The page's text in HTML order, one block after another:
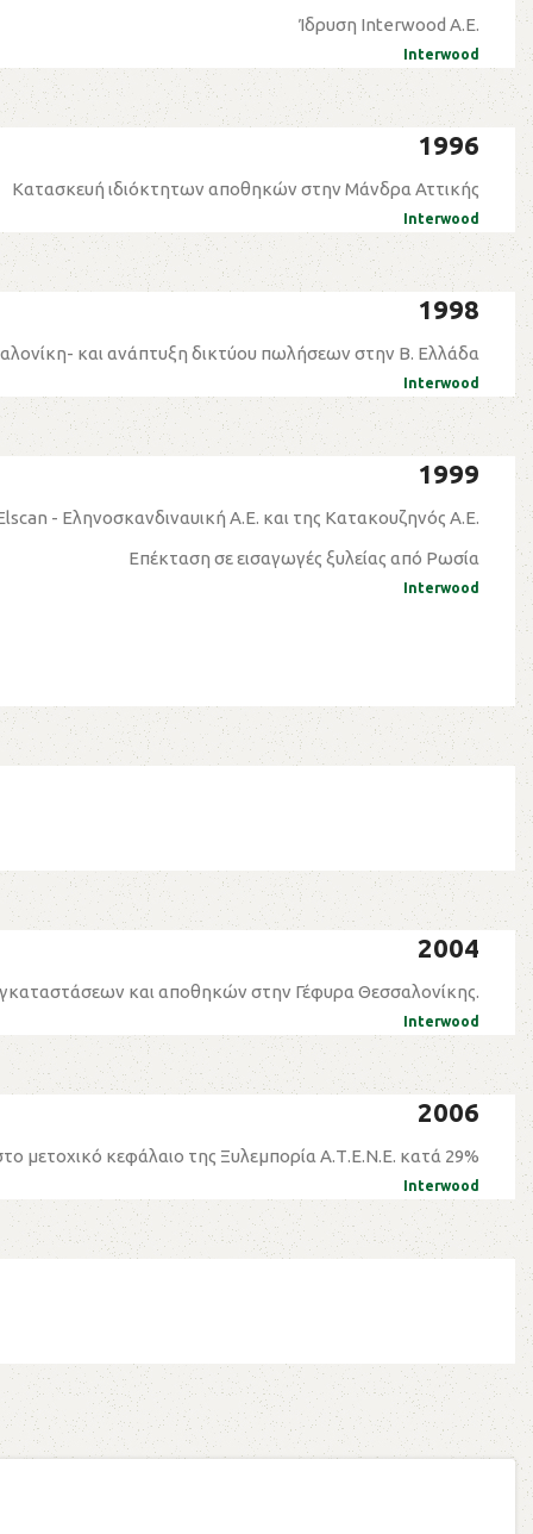
Ίδρυση Interwood Α.Ε.
Interwood
1996
Κατασκευή ιδιόκτητων αποθηκών στην Μάνδρα Αττικής
Interwood
1998
και ανάπτυξη δικτύου πωλήσεων στην Β. Ελλάδα
Interwood
1999
- Εληνοσκανδιναυική Α.Ε. και της Κατακουζηνός Α.Ε.
Επέκταση σε εισαγωγές ξυλείας από Ρωσία
Interwood
2004
και αποθηκών στην Γέφυρα Θεσσαλονίκης.
Interwood
2006
μετοχικό κεφάλαιο της Ξυλεμπορία Α.Τ.Ε.Ν.Ε. κατά 29%
Interwood